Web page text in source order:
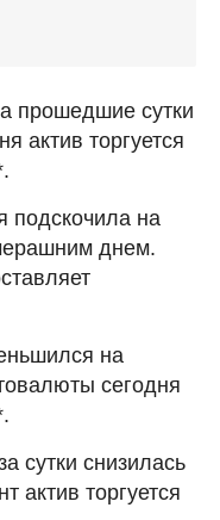
прошедшие сутки
актив торгуется
подскочила на
днем.
на
сегодня
сутки снизилась
актив торгуется